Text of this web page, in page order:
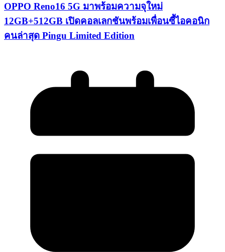
OPPO Reno16 5G มาพร้อมความจุใหม่
12GB+512GB เปิดคอลเลกชันพร้อมเพื่อนซี้ไอคอนิก
คนล่าสุด Pingu Limited Edition